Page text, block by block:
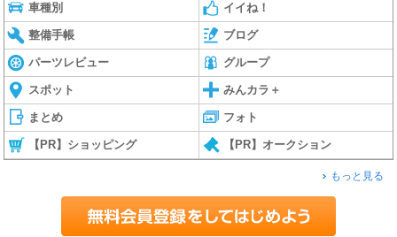
車種別 イイね！
整備手帳 ブログ
パーツレビュー グループ
スポット みんカラ＋
まとめ フォト
【PR】ショッピング 【PR】オークション
もっと見る